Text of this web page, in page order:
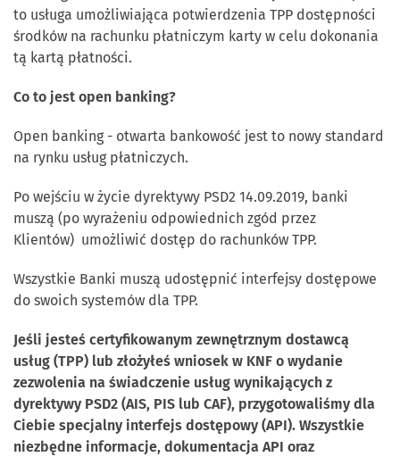
to usługa umożliwiająca potwierdzenia TPP dostępności
środków na rachunku płatniczym karty w celu dokonania
tą kartą płatności.
Co to jest open banking?
Open banking - otwarta bankowość jest to nowy standard
na rynku usług płatniczych.
Po wejściu w życie dyrektywy PSD2 14.09.2019, banki
muszą (po wyrażeniu odpowiednich zgód przez
Klientów) umożliwić dostęp do rachunków TPP.
Wszystkie Banki muszą udostępnić interfejsy dostępowe
do swoich systemów dla TPP.
Jeśli jesteś certyfikowanym zewnętrznym dostawcą
usług (TPP) lub złożyłeś wniosek w KNF o wydanie
zezwolenia na świadczenie usług wynikających z
dyrektywy PSD2 (AIS, PIS lub CAF), przygotowaliśmy dla
Ciebie specjalny interfejs dostępowy (API). Wszystkie
niezbędne informacje, dokumentacja API oraz